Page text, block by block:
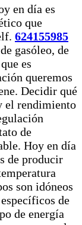
en día es
que
624155985
gasóleo, de
es
queremos
Decidir qué
el rendimiento
de
Hoy en día
de producir
son idóneos
de
de energía